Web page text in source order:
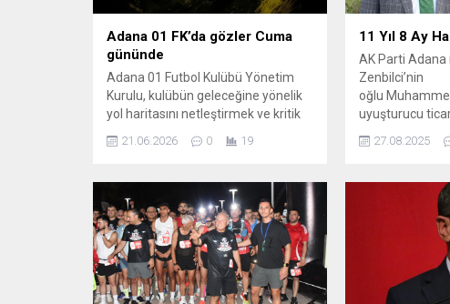
Adana 01 FK’da gözler Cuma
gününde
Adana 01 Futbol Kulübü Yönetim
Kurulu, kulübün geleceğine yönelik
yol haritasını netleştirmek ve kritik
olağanüstü kongre kararı alındığını
önemli temsilcilerinden biri olan
Adana 01 Futbol Kulübü’nde
yönetim, yeni sezon öncesi kritik bir
hamleye imza attı. Yönetim kurulu
tarafından gerçekleştirilen detaylı
değerlendirmeler neticesinde;
kulübün...
21.06.2026 0 19
11 Yıl 8 Ay
AK Parti
Zenbilci’nin
oğlu
uyuşturucu
cezası verildiği
Cumhuriyet
yürüttüğü bir
soruşturması
uyuşturucu
suçlamasıyla
kilogram
ise babası
27.08.2025